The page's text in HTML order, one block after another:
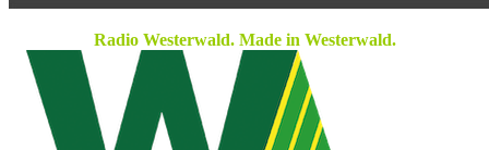
Radio Westerwald. Made in Westerwald.